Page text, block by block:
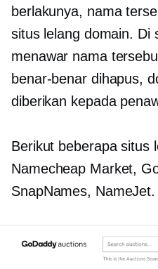
berlakunya, nama
situs lelang domain. Di
menawar nama
benar-benar dihapus,
diberikan kepada
Berikut beberapa situs
Namecheap Market,
SnapNames, NameJet.